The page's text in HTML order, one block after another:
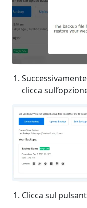
clicca
Clicca sul